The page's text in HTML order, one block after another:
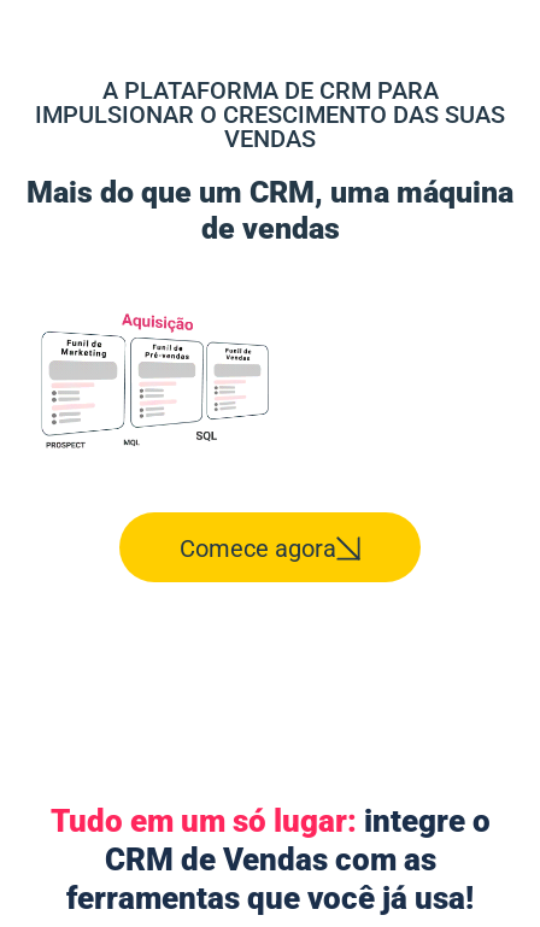
A PLATAFORMA DE CRM PARA
IMPULSIONAR O CRESCIMENTO DAS SUAS
VENDAS
Mais do que um CRM, uma máquina
de vendas
Comece agora
Tudo em um só lugar: integre o
CRM de Vendas com as
ferramentas que você já usa!